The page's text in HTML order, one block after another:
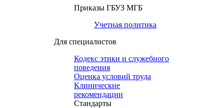
Приказы ГБУЗ МГБ
Учетная политика
Для специалистов
Кодекс этики и служебного
поведения
Оценка условий труда
Клинические
рекомендации
Cтандарты